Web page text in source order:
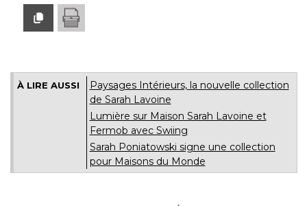
À LIRE AUSSI
Paysages Intérieurs, la nouvelle collection
de Sarah Lavoine
Lumière sur Maison Sarah Lavoine et
Fermob avec Swiing
Sarah Poniatowski signe une collection
pour Maisons du Monde